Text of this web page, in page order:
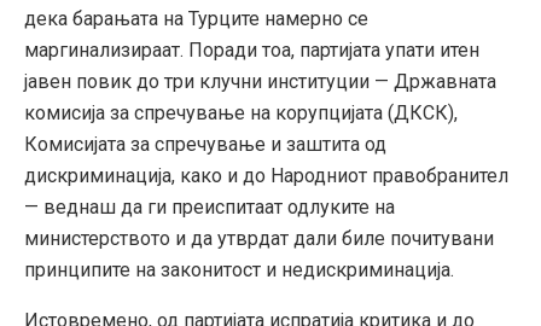
дека барањата на Турците намерно се
маргинализираат. Поради тоа, партијата упати итен
јавен повик до три клучни институции — Државната
комисија за спречување на корупцијата (ДКСК),
Комисијата за спречување и заштита од
дискриминација, како и до Народниот правобранител
— веднаш да ги преиспитаат одлуките на
министерството и да утврдат дали биле почитувани
принципите на законитост и недискриминација.
Истовремено, од партијата испратија критика и до